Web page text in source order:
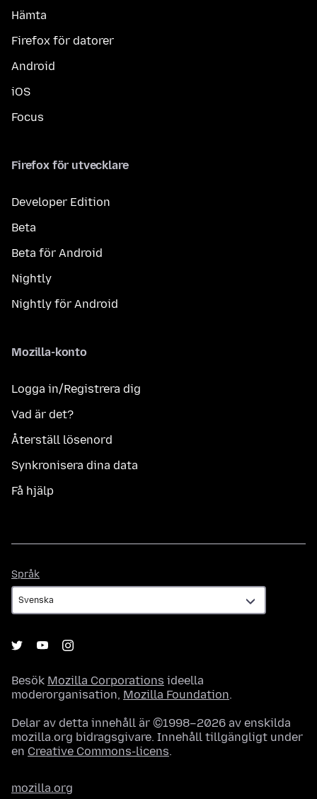
Hämta
Firefox för datorer
Android
iOS
Focus
Firefox för utvecklare
Developer Edition
Beta
Beta för Android
Nightly
Nightly för Android
Mozilla-konto
Logga in/Registrera dig
Vad är det?
Återställ lösenord
Synkronisera dina data
Få hjälp
Språk
Besök Mozilla Corporations ideella
moderorganisation, Mozilla Foundation.
Delar av detta innehåll är ©1998–2026 av enskilda
mozilla.org bidragsgivare. Innehåll tillgängligt under
en Creative Commons-licens.
mozilla.org